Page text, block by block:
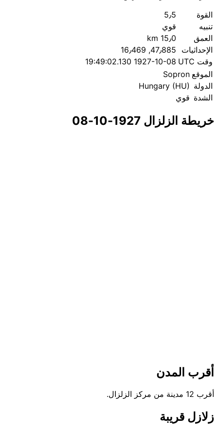
القوة
5٫5
تنبيه
قوي
العمق
15٫0 km
الإحداثيات
47٫885, 16٫469
وقت UTC
1927-10-08 19:49:02.130
الموقع Sopron
الدولة Hungary (HU)
الشدة قوي
خريطة الزلزال 1927-10-08
أقرب المدن
أقرب 12 مدينة من مركز الزلزال.
زلازل قريبة